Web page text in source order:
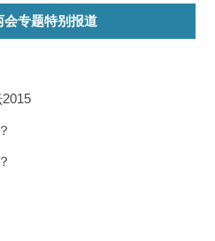
会专题特别报道